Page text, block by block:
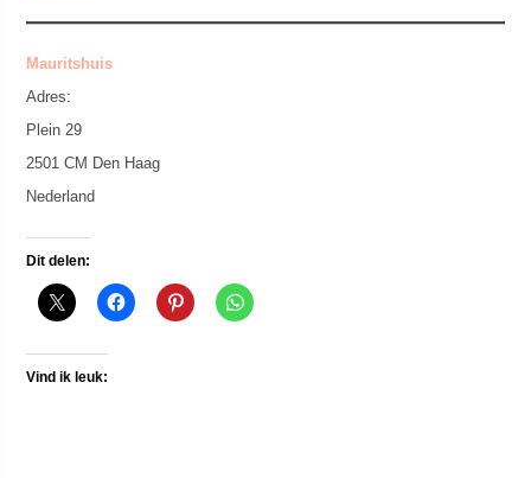
Mauritshuis
Adres:
Plein 29
2501 CM Den Haag
Nederland
Dit delen:
Vind ik leuk: